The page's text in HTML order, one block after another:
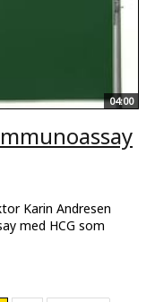
04:00
Karin Andresen
med HCG som